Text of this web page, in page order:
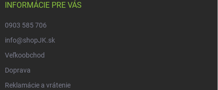
INFORMÁCIE PRE VÁS
0903 585 706
info@shopJK.sk
Veľkoobchod
Doprava
Reklamácie a vrátenie